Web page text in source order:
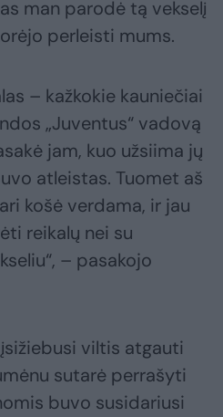
man parodė tą vekselį
perleisti mums.
– kažkokie kauniečiai
„Juventus“ vadovą
jam, kuo užsiima jų
atleistas. Tuomet aš
košė verdama, ir jau
reikalų nei su
– pasakojo
viltis atgauti
sutarė perrašyti
buvo susidariusi